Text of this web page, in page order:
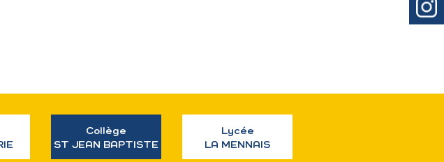
Collège
ST JEAN BAPTISTE
Lycée
LA MENNAIS